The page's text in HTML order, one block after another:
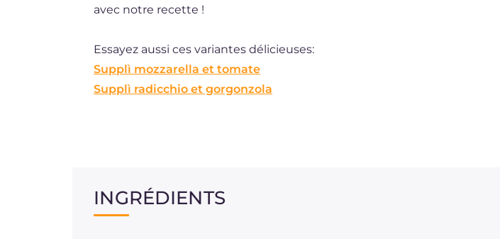
avec notre recette !
Essayez aussi ces variantes délicieuses:
Supplì mozzarella et tomate
Supplì radicchio et gorgonzola
INGRÉDIENTS